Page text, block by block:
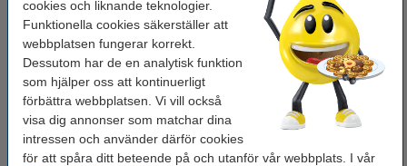
cookies och liknande teknologier.
Funktionella cookies säkerställer att
webbplatsen fungerar korrekt.
Dessutom har de en analytisk funktion
som hjälper oss att kontinuerligt
förbättra webbplatsen. Vi vill också
visa dig annonser som matchar dina
intressen och använder därför cookies
för att spåra ditt beteende på och utanför vår webbplats. I vår
Glöm inte att beställa!
Whiteboardpenna 1.0mm | 123ink | sorterade
färger | 4st
65 kr
Whiteboardtorkare magnetisk | 123ink
39 kr